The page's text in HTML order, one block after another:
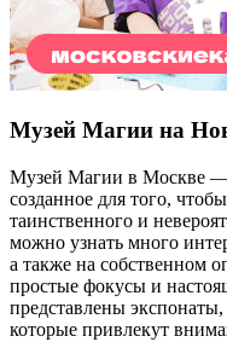
Музей Магии на
Музей Магии в Москве —
созданное для того,
таинственного и
можно узнать много
а также на собственном
простые фокусы и
представлены
которые привлекут